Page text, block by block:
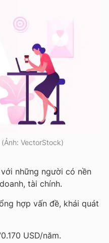
VectorStock)
những người có nền
tài chính.
hợp vấn đề, khái quát
USD/năm.